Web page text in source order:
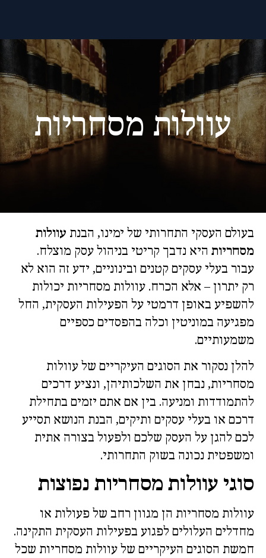
עוולות מסחריות
בעולם העסקי התחרותי של ימינו, הבנת עוולות
מסחריות היא נדבך קריטי בניהול עסק מוצלח.
עבור בעלי עסקים קטנים ובינוניים, ידע זה הוא לא
רק יתרון – אלא הכרח. עוולות מסחריות יכולות
להשפיע באופן דרמטי על הפעילות העסקית, החל
מפגיעה במוניטין וכלה בהפסדים כספיים
משמעותיים.
להלן נסקור את הסוגים העיקריים של עוולות
מסחריות, נבחן את השלכותיהן, ונציע דרכים
להתמודדות ומניעה. בין אם אתם יזמים בתחילת
דרכם או בעלי עסקים ותיקים, הבנת הנושא תסייע
לכם להגן על העסק שלכם ולפעול בצורה אתית
ומשפטית נכונה בשוק התחרותי.
סוגי עוולות מסחריות נפוצות
עוולות מסחריות הן מגוון רחב של פעולות או
מחדלים העלולים לפגוע בפעילות העסקית התקינה.
חמשת הסוגים העיקריים של עוולות מסחריות שכל